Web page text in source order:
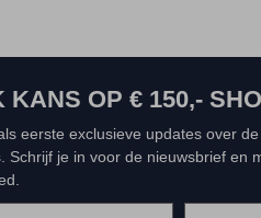
KANS OP € 150,-
eerste exclusieve updates over
Schrijf je in voor de nieuwsbrief en